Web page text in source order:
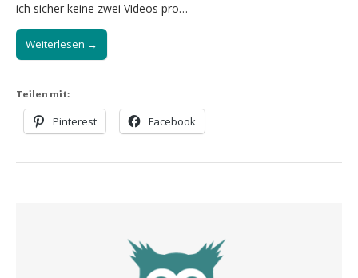
ich sicher keine zwei Videos pro…
Weiterlesen →
Teilen mit:
Pinterest Facebook